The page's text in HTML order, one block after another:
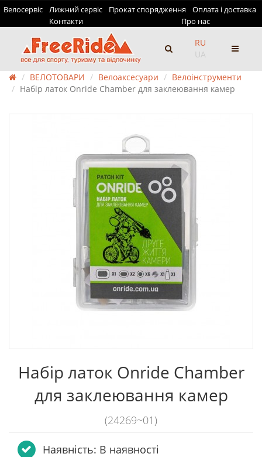
Велосервіс Лижний сервіс Прокат спорядження
Оплата і доставка
Контакти
Про нас
RU
UA
ВЕЛОТОВАРИ Велоаксесуари
Велоінструменти
Набір латок Onride Сhamber для заклеювання камер
Набір латок Onride Сhamber
для заклеювання камер
(24269~01)
Наявність: В наявності